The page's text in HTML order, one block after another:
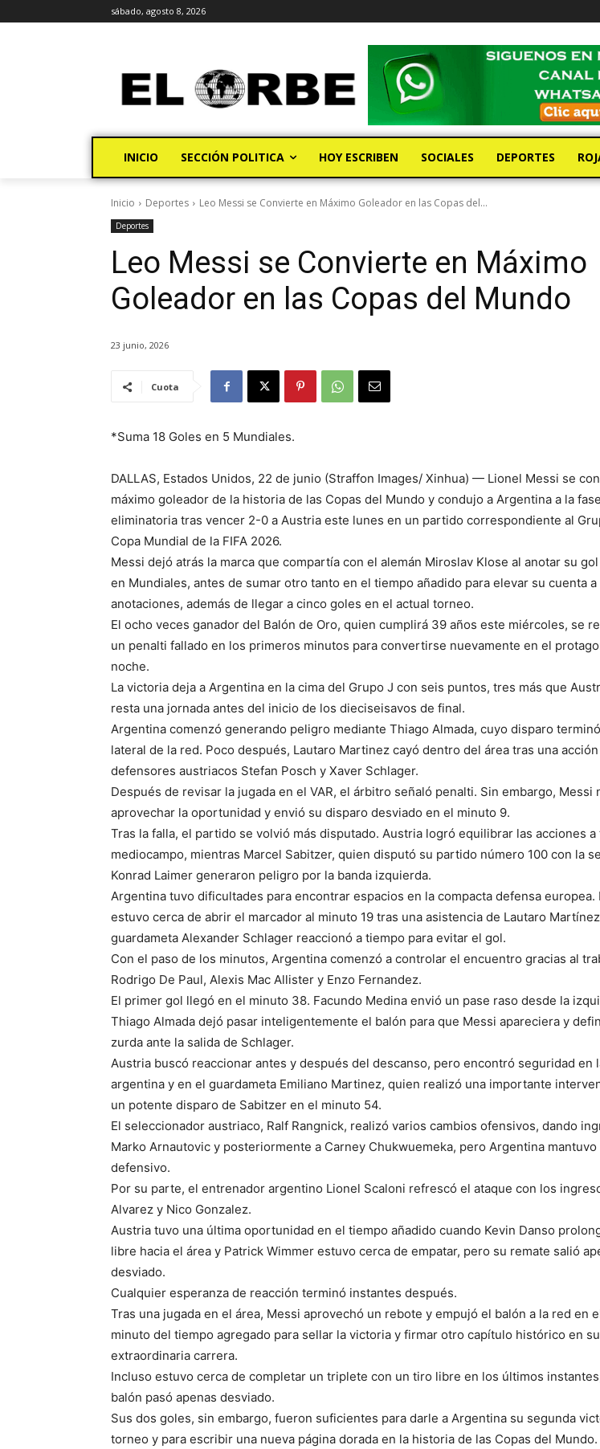
sábado, agosto 8, 2026
INICIO SECCIÓN POLITICA HOY ESCRIBEN SOCIALES DEPORTES
Inicio Deportes Leo Messi se Convierte en Máximo Goleador en las Copas del...
Deportes
Leo Messi se Convierte en Máximo
Goleador en las Copas del Mundo
23 junio, 2026
Cuota
*Suma 18 Goles en 5 Mundiales.
DALLAS, Estados Unidos, 22 de junio (Straffon Images/ Xinhua) — Lionel Messi se
máximo goleador de la historia de las Copas del Mundo y condujo a Argentina a la fase
eliminatoria tras vencer 2-0 a Austria este lunes en un partido correspondiente al
Copa Mundial de la FIFA 2026.
Messi dejó atrás la marca que compartía con el alemán Miroslav Klose al anotar su
en Mundiales, antes de sumar otro tanto en el tiempo añadido para elevar su cuenta a
anotaciones, además de llegar a cinco goles en el actual torneo.
El ocho veces ganador del Balón de Oro, quien cumplirá 39 años este miércoles, se
un penalti fallado en los primeros minutos para convertirse nuevamente en el
noche.
La victoria deja a Argentina en la cima del Grupo J con seis puntos, tres más que
resta una jornada antes del inicio de los dieciseisavos de final.
Argentina comenzó generando peligro mediante Thiago Almada, cuyo disparo
lateral de la red. Poco después, Lautaro Martinez cayó dentro del área tras una
defensores austriacos Stefan Posch y Xaver Schlager.
Después de revisar la jugada en el VAR, el árbitro señaló penalti. Sin embargo, Messi
aprovechar la oportunidad y envió su disparo desviado en el minuto 9.
Tras la falla, el partido se volvió más disputado. Austria logró equilibrar las acciones a
mediocampo, mientras Marcel Sabitzer, quien disputó su partido número 100 con la
Konrad Laimer generaron peligro por la banda izquierda.
Argentina tuvo dificultades para encontrar espacios en la compacta defensa europea.
estuvo cerca de abrir el marcador al minuto 19 tras una asistencia de Lautaro
guardameta Alexander Schlager reaccionó a tiempo para evitar el gol.
Con el paso de los minutos, Argentina comenzó a controlar el encuentro gracias al
Rodrigo De Paul, Alexis Mac Allister y Enzo Fernandez.
El primer gol llegó en el minuto 38. Facundo Medina envió un pase raso desde la
Thiago Almada dejó pasar inteligentemente el balón para que Messi apareciera y
zurda ante la salida de Schlager.
Austria buscó reaccionar antes y después del descanso, pero encontró seguridad en
argentina y en el guardameta Emiliano Martinez, quien realizó una importante
un potente disparo de Sabitzer en el minuto 54.
El seleccionador austriaco, Ralf Rangnick, realizó varios cambios ofensivos, dando
Marko Arnautovic y posteriormente a Carney Chukwuemeka, pero Argentina
defensivo.
Por su parte, el entrenador argentino Lionel Scaloni refrescó el ataque con los
Alvarez y Nico Gonzalez.
Austria tuvo una última oportunidad en el tiempo añadido cuando Kevin Danso
libre hacia el área y Patrick Wimmer estuvo cerca de empatar, pero su remate salió
desviado.
Cualquier esperanza de reacción terminó instantes después.
Tras una jugada en el área, Messi aprovechó un rebote y empujó el balón a la red en
minuto del tiempo agregado para sellar la victoria y firmar otro capítulo histórico en su
extraordinaria carrera.
Incluso estuvo cerca de completar un triplete con un tiro libre en los últimos
balón pasó apenas desviado.
Sus dos goles, sin embargo, fueron suficientes para darle a Argentina su segunda
torneo y para escribir una nueva página dorada en la historia de las Copas del Mundo.